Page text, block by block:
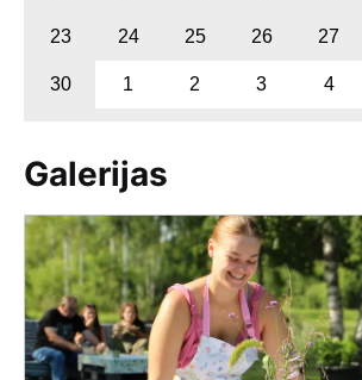
23 24 25 26 27
30 1 2 3 4
Galerijas